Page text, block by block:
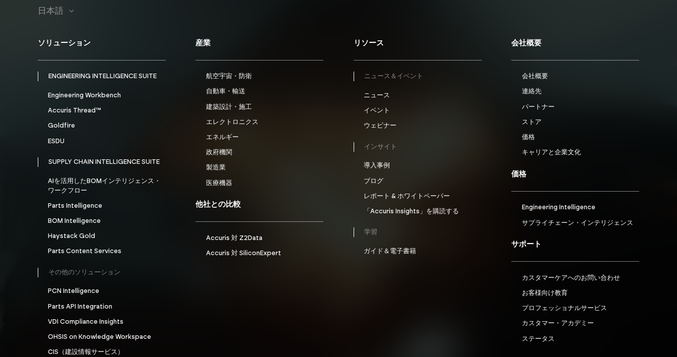
日本語
ソリューション
ENGINEERING INTELLIGENCE SUITE
Engineering Workbench
Accuris Thread™
Goldfire
ESDU
SUPPLY CHAIN INTELLIGENCE SUITE
AIを活用したBOMインテリジェンス・
ワークフロー
Parts Intelligence
BOM Intelligence
Haystack Gold
Parts Content Services
その他のソリューション
PCN Intelligence
Parts API Integration
VDI Compliance Insights
OHSIS on Knowledge Workspace
CIS（建設情報サービス）
産業
航空宇宙・防衛
自動車・輸送
建築設計・施工
エレクトロニクス
エネルギー
政府機関
製造業
医療機器
他社との比較
Accuris 対 Z2Data
Accuris 対 SiliconExpert
リソース
ニュース＆イベント
ニュース
イベント
ウェビナー
インサイト
導入事例
ブログ
レポート & ホワイトペーパー
「Accuris Insights」を購読する
学習
ガイド＆電子書籍
会社概要
会社概要
連絡先
パートナー
ストア
価格
キャリアと企業文化
価格
Engineering Intelligence
サプライチェーン・インテリジェンス
サポート
カスタマーケアへのお問い合わせ
お客様向け教育
プロフェッショナルサービス
カスタマー・アカデミー
ステータス